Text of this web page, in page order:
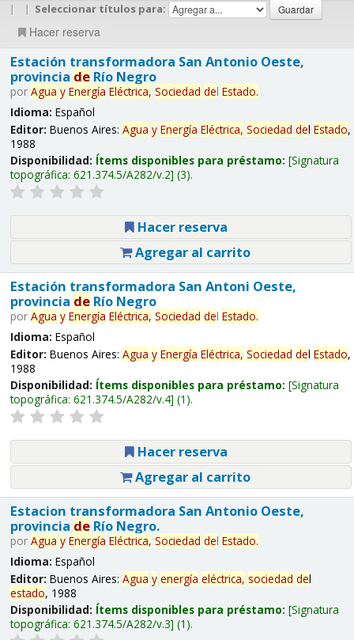
| | Seleccionar títulos para:
Hacer reserva
Estación transformadora San Antonio Oeste,
provincia deRío Negro
por Agua y Energía Eléctrica, Sociedad del Estado.
Idioma: Español
Editor: Buenos Aires: Agua y Energía Eléctrica, Sociedad del Estado,
1988
Disponibilidad: Ítems disponibles para préstamo: Signatura
topográfica: 621.374.5/A282/v.2 (3).
Hacer reserva
Agregar al carrito
Estación transformadora San Antoni Oeste,
provincia deRío Negro
por Agua y Energía Eléctrica, Sociedad del Estado.
Idioma: Español
Editor: Buenos Aires: Agua y Energía Eléctrica, Sociedad del Estado,
1988
Disponibilidad: Ítems disponibles para préstamo: Signatura
topográfica: 621.374.5/A282/v.4 (1).
Hacer reserva
Agregar al carrito
Estacion transformadora San Antonio Oeste,
provincia deRío Negro.
por Agua y Energía Eléctrica, Sociedad del Estado.
Idioma: Español
Editor: Buenos Aires: Agua y energía eléctrica, sociedad del
estado, 1988
Disponibilidad: Ítems disponibles para préstamo: Signatura
topográfica: 621.374.5/A282/v.3 (1).